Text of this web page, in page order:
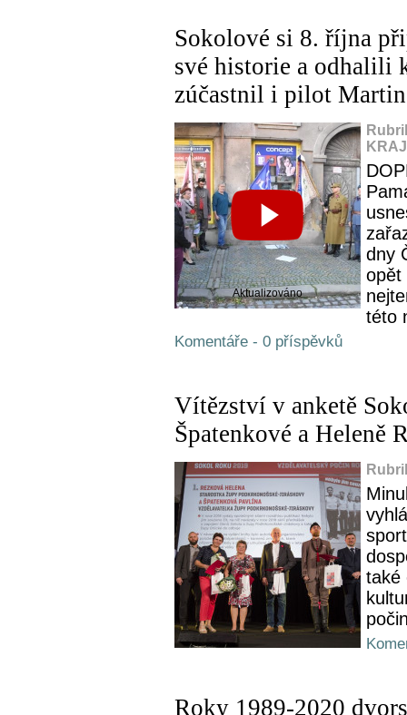
Sokolové si 8. října
své historie a odhalili
zúčastnil i pilot
Aktualizováno
dny
opět
této
Komentáře - 0 příspěvků
Vítězství v anketě
Špatenkové a Heleně
také
Roky 1989-2020